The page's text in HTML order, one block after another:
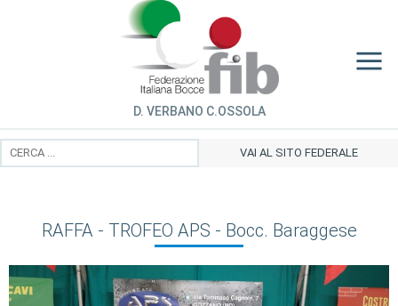
D. VERBANO C.OSSOLA
VAI AL SITO FEDERALE
RAFFA - TROFEO APS - Bocc. Baraggese